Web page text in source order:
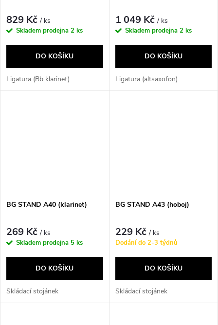
829 Kč/ ks
Skladem prodejna 2 ks
DO KOŠÍKU
Ligatura (Bb klarinet)
1 049 Kč/ ks
Skladem prodejna 2 ks
DO KOŠÍKU
Ligatura (altsaxofon)
BG STAND A40 (klarinet)
269 Kč/ ks
Skladem prodejna 5 ks
DO KOŠÍKU
Skládací stojánek
BG STAND A43 (hoboj)
229 Kč/ ks
Dodání do 2-3 týdnů
DO KOŠÍKU
Skládací stojánek